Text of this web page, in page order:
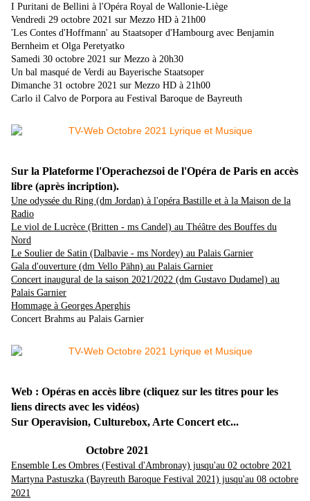
I Puritani de Bellini à l'Opéra Royal de Wallonie-Liège
Vendredi 29 octobre 2021 sur Mezzo HD à 21h00
'Les Contes d'Hoffmann' au Staatsoper d'Hambourg avec Benjamin
Bernheim et Olga Peretyatko
Samedi 30 octobre 2021 sur Mezzo à 20h30
Un bal masqué de Verdi au Bayerische Staatsoper
Dimanche 31 octobre 2021 sur Mezzo HD à 21h00
Carlo il Calvo de Porpora au Festival Baroque de Bayreuth
Sur la Plateforme l'Operachezsoi de l'Opéra de Paris en accès
libre (après incription).
Une odyssée du Ring (dm Jordan) à l'opéra Bastille et à la Maison de la
Radio
Le viol de Lucrèce (Britten - ms Candel) au Théâtre des Bouffes du
Nord
Le Soulier de Satin (Dalbavie - ms Nordey) au Palais Garnier
Gala d'ouverture (dm Vello Pähn) au Palais Garnier
Concert inaugural de la saison 2021/2022 (dm Gustavo Dudamel) au
Palais Garnier
Hommage à Georges Aperghis
Concert Brahms au Palais Garnier
Web : Opéras en accès libre (cliquez sur les titres pour les
liens directs avec les vidéos)
Sur Operavision, Culturebox, Arte Concert etc...
Octobre 2021
Ensemble Les Ombres (Festival d'Ambronay) jusqu'au 02 octobre 2021
Martyna Pastuszka (Bayreuth Baroque Festival 2021) jusqu'au 08 octobre
2021